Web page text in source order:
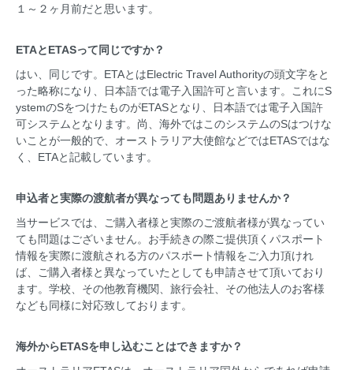
１～２ヶ月前だと思います。
ETAとETASって同じですか？
はい、同じです。ETAとはElectric Travel Authorityの頭文字をと
った略称になり、日本語では電子入国許可と言います。これにS
ystemのSをつけたものがETASとなり、日本語では電子入国許
可システムとなります。尚、海外ではこのシステムのSはつけな
いことが一般的で、オーストラリア大使館などではETASではな
く、ETAと記載しています。
申込者と実際の渡航者が異なっても問題ありませんか？
当サービスでは、ご購入者様と実際のご渡航者様が異なってい
ても問題はございません。お手続きの際ご提供頂くパスポート
情報を実際に渡航される方のパスポート情報をご入力頂けれ
ば、ご購入者様と異なっていたとしても申請させて頂いており
ます。学校、その他教育機関、旅行会社、その他法人のお客様
なども同様に対応致しております。
海外からETASを申し込むことはできますか？